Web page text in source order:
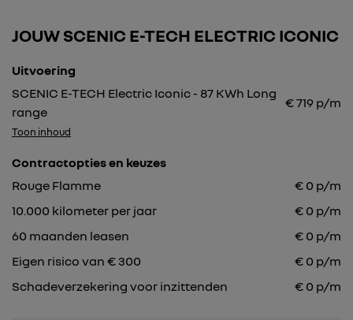
JOUW SCENIC E-TECH ELECTRIC ICONIC
Uitvoering
SCENIC E-TECH Electric Iconic - 87 KWh Long
range
€719 p/m
Toon inhoud
Contractopties en keuzes
Rouge Flamme
€ 0 p/m
10.000 kilometer per jaar € 0 p/m
60 maanden leasen € 0 p/m
Eigen risico van € 300
€ 0 p/m
Schadeverzekering voor inzittenden
€ 0 p/m